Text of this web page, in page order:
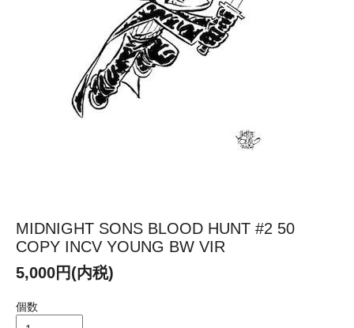
MIDNIGHT SONS BLOOD HUNT #2 50
COPY INCV YOUNG BW VIR
5,000円(内税)
個数